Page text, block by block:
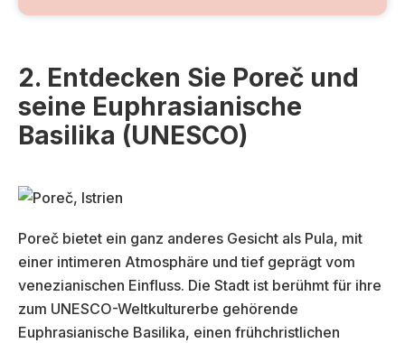
2. Entdecken Sie Poreč und
seine Euphrasianische
Basilika (UNESCO)
Poreč bietet ein ganz anderes Gesicht als Pula, mit
einer intimeren Atmosphäre und tief geprägt vom
venezianischen Einfluss. Die Stadt ist berühmt für ihre
zum UNESCO-Weltkulturerbe gehörende
Euphrasianische Basilika, einen frühchristlichen